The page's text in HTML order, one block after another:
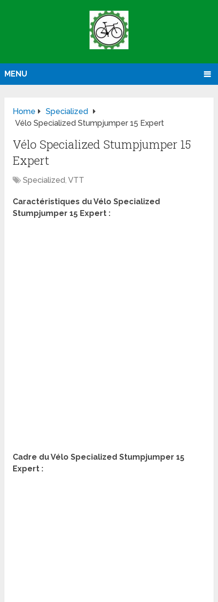
MENU
Home
Specialized
Vélo Specialized Stumpjumper 15 Expert
Vélo Specialized Stumpjumper 15
Expert
Specialized,VTT
Caractéristiques du Vélo Specialized
Stumpjumper 15 Expert :
Cadre du Vélo Specialized Stumpjumper 15
Expert :